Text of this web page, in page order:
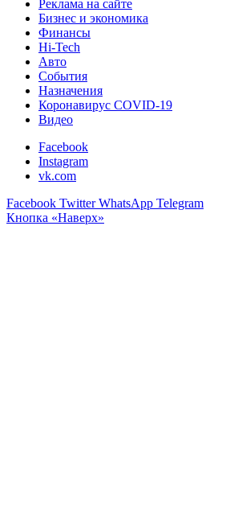
Реклама на сайте
Бизнес и экономика
Финансы
Hi-Tech
Авто
События
Назначения
Коронавирус COVID-19
Видео
Facebook
Instagram
vk.com
Facebook Twitter WhatsApp Telegram
Кнопка «Наверх»